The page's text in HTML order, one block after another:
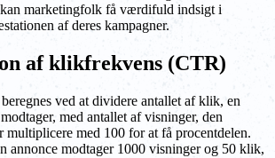
marketingfolk få værdifuld indsigt i
af deres kampagner.
af klikfrekvens (CTR)
ved at dividere antallet af klik, en
med antallet af visninger, den
multiplicere med 100 for at få procentdelen.
annonce modtager 1000 visninger og 50 klik,